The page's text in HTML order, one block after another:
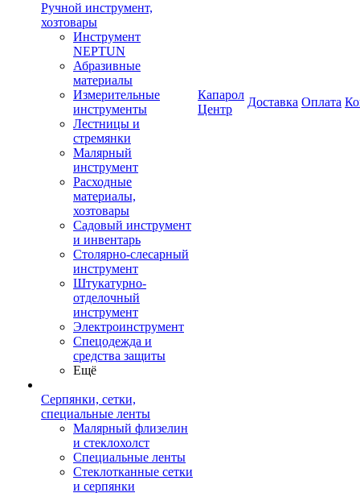
Ручной инструмент,
хозтовары
Инструмент
NEPTUN
Абразивные
материалы
Измерительные
инструменты
Лестницы и
стремянки
Малярный
инструмент
Расходные
материалы,
хозтовары
Садовый инструмент
и инвентарь
Столярно-слесарный
инструмент
Штукатурно-
отделочный
инструмент
Электроинструмент
Спецодежда и
средства защиты
Ещё
Серпянки, сетки,
специальные ленты
Малярный флизелин
и стеклохолст
Специальные ленты
Стеклотканные сетки
и серпянки
Капарол
Центр
Доставка Оплата